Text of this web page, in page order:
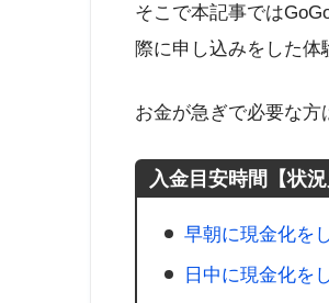
そこで本記事では
際に申し込みをした体
お金が急ぎで必要な方
入金目安時間【状況
早朝に現金化を
日中に現金化を